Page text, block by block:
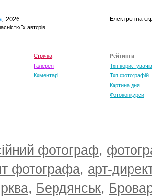
, 2026
їх авторів.
Електронна
Стрічка
Галерея
Коментарі
Рейтинги
Топ користувачів
Топ фотографій
Картина дня
Фотоконкурси
фотограф,
фотографа, арт-
, Бердянськ,